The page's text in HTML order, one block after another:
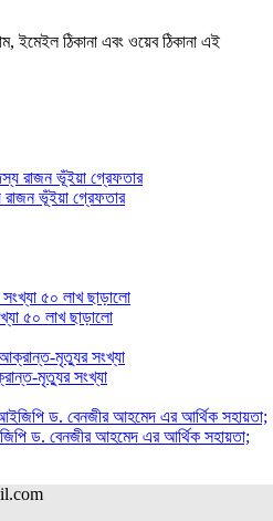
ইমেইল ঠিকানা এবং ওয়েব ঠিকানা এই
রাজন ভূঁইয়া গ্রেফতার
৫০ লাখ ছাড়ালো
মৃত্যুর সংখ্যা
ড. বেনজীর আহমেদ এর আর্থিক সহায়তা;